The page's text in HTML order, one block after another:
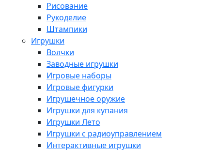
Рисование
Рукоделие
Штампики
Игрушки
Волчки
Заводные игрушки
Игровые наборы
Игровые фигурки
Игрушечное оружие
Игрушки для купания
Игрушки Лето
Игрушки с радиоуправлением
Интерактивные игрушки